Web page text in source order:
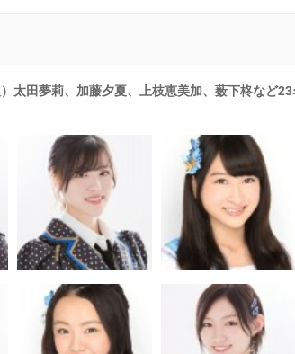
太田夢莉、加藤夕夏、上枝恵美加、薮下柊など